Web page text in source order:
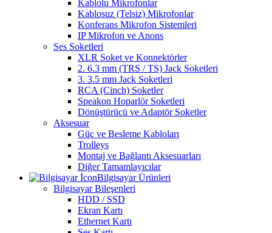
Kablolu Mikrofonlar
Kablosuz (Telsiz) Mikrofonlar
Konferans Mikrofon Sistemleri
IP Mikrofon ve Anons
Ses Soketleri
XLR Soket ve Konnektörler
2. 6.3 mm (TRS / TS) Jack Soketleri
3. 3.5 mm Jack Soketleri
RCA (Cinch) Soketler
Speakon Hoparlör Soketleri
Dönüştürücü ve Adaptör Soketler
Aksesuar
Güç ve Besleme Kabloları
Trolleys
Montaj ve Bağlantı Aksesuarları
Diğer Tamamlayıcılar
Bilgisayar Ürünleri
Bilgisayar Bileşenleri
HDD / SSD
Ekran Kartı
Ethernet Kartı